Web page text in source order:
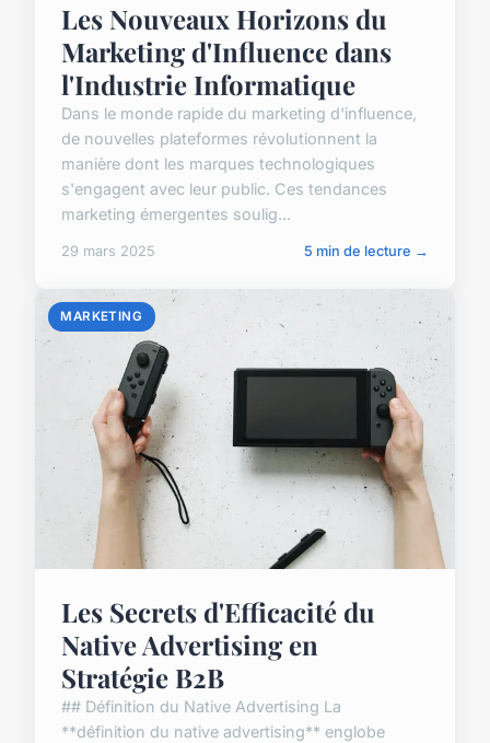
Les Nouveaux Horizons du
Marketing d'Influence dans
l'Industrie Informatique
Dans le monde rapide du marketing d'influence,
de nouvelles plateformes révolutionnent la
manière dont les marques technologiques
s'engagent avec leur public. Ces tendances
marketing émergentes soulig...
29 mars 2025 5 min de lecture →
MARKETING
Les Secrets d'Efficacité du
Native Advertising en
Stratégie B2B
## Définition du Native Advertising La
**définition du native advertising** englobe